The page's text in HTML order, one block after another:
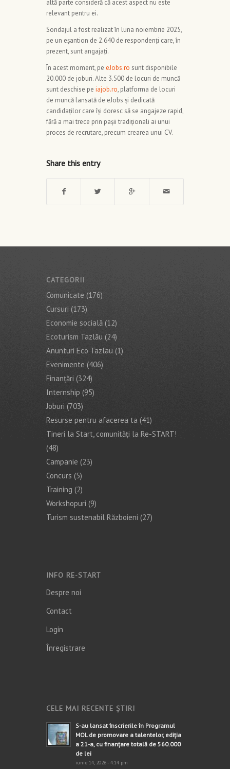
altă parte consideră că acest aspect nu este
relevant pentru ei.
Sondajul a fost realizat în luna noiembrie 2025,
pe un eșantion de 2.640 de respondenți care, în
prezent, sunt angajați.
În acest moment, pe eJobs.ro sunt disponibile
20.000 de joburi. Alte 3.500 de locuri de muncă
sunt deschise pe iajob.ro, platforma de locuri
de muncă lansată de eJobs și dedicată
candidaților care își doresc să se angajeze rapid,
fără a mai trece prin pașii tradiționali ai unui
proces de recrutare, precum crearea unui CV.
Share this entry
CATEGORII
Comunicate (176)
Cursuri (173)
Economie socială (12)
Ecoturism Tazlău (24)
Anunturi Eco Tazlau (1)
Evenimente (406)
Finanţări (324)
Internship (95)
Joburi (703)
Resurse pentru afacerea ta (41)
Tineri la Start, comunități la Re-START!
(48)
Campanie (23)
Concurs (5)
Training (2)
Workshopuri (9)
Turism sustenabil Războieni (27)
INFO RE-START
Despre noi
Contact
Login
Înregistrare
CELE MAI RECENTE ȘTIRI
S-au lansat înscrierile în Programul
MOL de promovare a talentelor, ediția
a 21-a, cu finanțare totală de 560.000
de lei
iunie 14, 2026 - 4:14 pm